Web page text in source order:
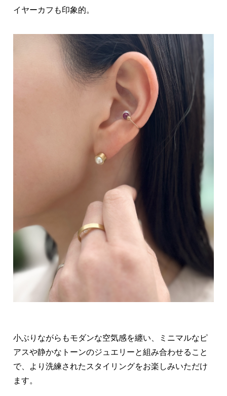
イヤーカフも印象的。
小ぶりながらもモダンな空気感を纏い、ミニマルなピ
アスや静かなトーンのジュエリーと組み合わせること
で、より洗練されたスタイリングをお楽しみいただけ
ます。